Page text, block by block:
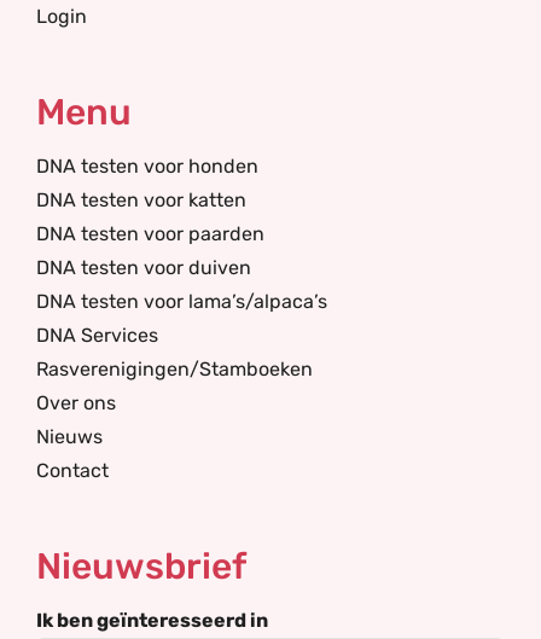
Login
Menu
DNA testen voor honden
DNA testen voor katten
DNA testen voor paarden
DNA testen voor duiven
DNA testen voor lama’s/alpaca’s
DNA Services
Rasverenigingen/Stamboeken
Over ons
Nieuws
Contact
Nieuwsbrief
Ik ben geïnteresseerd in